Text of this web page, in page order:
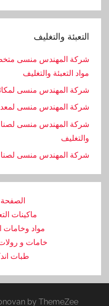
التعبئة والتغليف
شركة المهندس منسى
مواد التعبئة والتغليف
شركة المهندس منسى
شركة المهندس منسى
شركة المهندس منسى
والتغليف
‏شركة المهندس منسى
ماكينات
مواد وخامات
خامات و
طبات
by ThemeZee.